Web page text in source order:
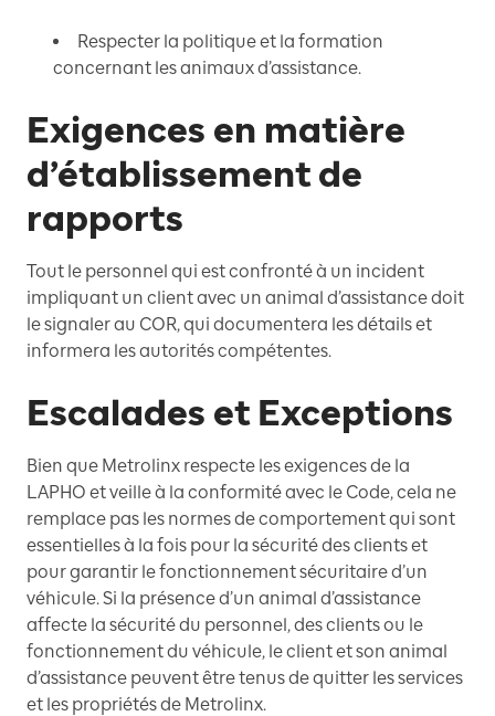
Respecter la politique et la formation
concernant les animaux d’assistance.
Exigences en matière
d’établissement de
rapports
Tout le personnel qui est confronté à un incident
impliquant un client avec un animal d’assistance doit
le signaler au COR, qui documentera les détails et
informera les autorités compétentes.
Escalades et Exceptions
Bien que Metrolinx respecte les exigences de la
LAPHO et veille à la conformité avec le Code, cela ne
remplace pas les normes de comportement qui sont
essentielles à la fois pour la sécurité des clients et
pour garantir le fonctionnement sécuritaire d’un
véhicule. Si la présence d’un animal d’assistance
affecte la sécurité du personnel, des clients ou le
fonctionnement du véhicule, le client et son animal
d’assistance peuvent être tenus de quitter les services
et les propriétés de Metrolinx.